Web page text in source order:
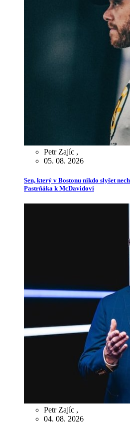
Petr Zajíc ,
05. 08. 2026
Sen, který v Bostonu nikdo slyšet
Pastrňáka k McDavidovi
Petr Zajíc ,
04. 08. 2026